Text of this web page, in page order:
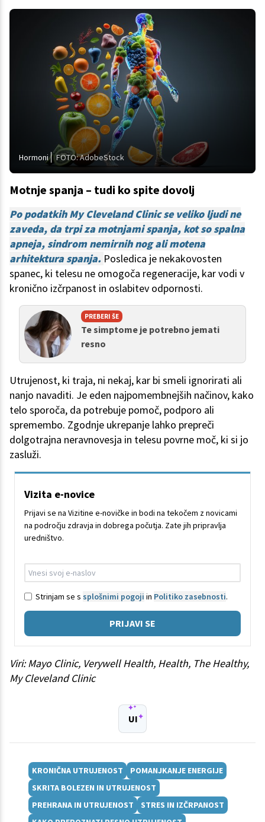
Hormoni FOTO: AdobeStock
Motnje spanja – tudi ko spite dovolj
Po podatkih My Cleveland Clinic se veliko ljudi ne
zaveda, da trpi za motnjami spanja, kot so spalna
apneja, sindrom nemirnih nog ali motena
arhitektura spanja. Posledica je nekakovosten
spanec, ki telesu ne omogoča regeneracije, kar vodi v
kronično izčrpanost in oslabitev odpornosti.
PREBERI ŠE
Te simptome je potrebno jemati
resno
Utrujenost, ki traja, ni nekaj, kar bi smeli ignorirati ali
nanjo navaditi. Je eden najpomembnejših načinov, kako
telo sporoča, da potrebuje pomoč, podporo ali
spremembo. Zgodnje ukrepanje lahko prepreči
dolgotrajna neravnovesja in telesu povrne moč, ki si jo
zasluži.
Vizita e-novice
Prijavi se na Vizitine e-novičke in bodi na tekočem z novicami
na področju zdravja in dobrega počutja. Zate jih pripravlja
uredništvo.
Strinjam se s splošnimi pogoji in Politiko zasebnosti.
PRIJAVI SE
Viri: Mayo Clinic, Verywell Health, Health, The Healthy,
My Cleveland Clinic
UI
KRONIČNA UTRUJENOST
POMANJKANJE ENERGIJE
SKRITA BOLEZEN IN UTRUJENOST
PREHRANA IN UTRUJENOST
STRES IN IZČRPANOST